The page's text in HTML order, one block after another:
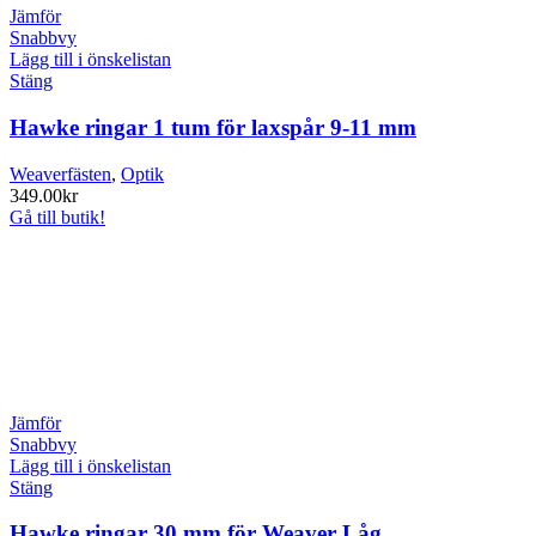
Jämför
Snabbvy
Lägg till i önskelistan
Stäng
Hawke ringar 1 tum för laxspår 9-11 mm
Weaverfästen, Optik
349.00kr
Gå till butik!
Jämför
Snabbvy
Lägg till i önskelistan
Stäng